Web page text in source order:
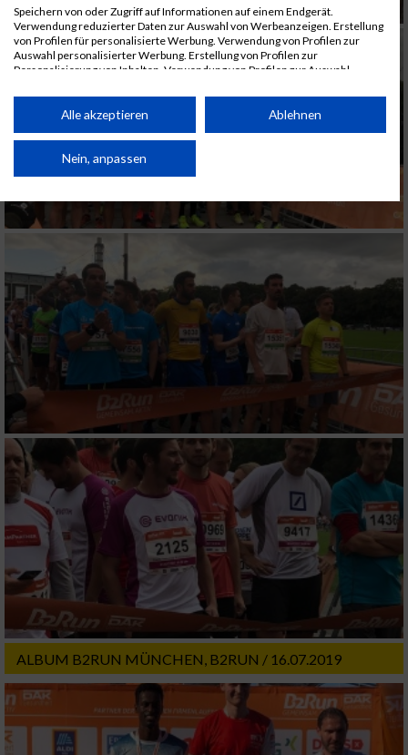
ALBUM B2RUN MÜNCHEN, B2RUN / 16.07.2019
Speichern von oder Zugriff auf Informationen auf einem Endgerät.
Verwendung reduzierter Daten zur Auswahl von Werbeanzeigen. Erstellung
von Profilen für personalisierte Werbung. Verwendung von Profilen zur
Auswahl personalisierter Werbung. Erstellung von Profilen zur
Personalisierung von Inhalten. Verwendung von Profilen zur Auswahl
Performance von Inhalten. Analyse von Zielgruppen durch Statistiken oder
Kombinationen von Daten aus verschiedenen Quellen. Entwicklung und
von Inhalten.
Daten können außerhalb der Europäischen Union weitergegeben und in die
Website/App.
Partnerliste anzeigen (1 IAB-Anbieter)
Wir nutzen Ihre Daten für folgende Zwecke:
IAB-Verarbeitungszwecke:
Speichern von oder Zugriff auf Informationen
auf einem Endgerät
Verwendung reduzierter Daten zur Auswahl
von Werbeanzeigen
Erstellung von Profilen für personalisierte
Werbung
Verwendung von Profilen zur Auswahl
personalisierter Werbung
Erstellung von Profilen zur Personalisierung
von Inhalten
Verwendung von Profilen zur Auswahl
personalisierter Inhalte
Messung der Werbeleistung
Messung der Performance von Inhalten
Alle akzeptieren Ablehnen
Nein, anpassen